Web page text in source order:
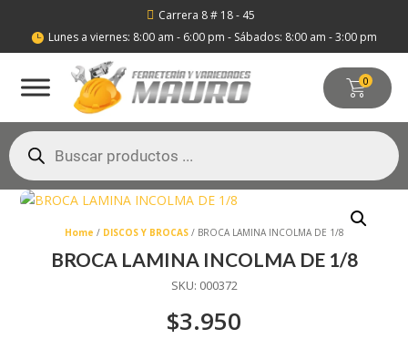
 Carrera 8 # 18 - 45
 Lunes a viernes: 8:00 am - 6:00 pm - Sábados: 8:00 am - 3:00 pm
0
Búsqueda
de
productos
Home / DISCOS Y BROCAS/ BROCA LAMINA INCOLMA DE 1/8
BROCA LAMINA INCOLMA DE 1/8
SKU: 000372
$3.950